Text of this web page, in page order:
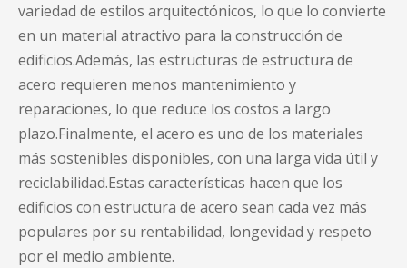
variedad de estilos arquitectónicos, lo que lo convierte
en un material atractivo para la construcción de
edificios.Además, las estructuras de estructura de
acero requieren menos mantenimiento y
reparaciones, lo que reduce los costos a largo
plazo.Finalmente, el acero es uno de los materiales
más sostenibles disponibles, con una larga vida útil y
reciclabilidad.Estas características hacen que los
edificios con estructura de acero sean cada vez más
populares por su rentabilidad, longevidad y respeto
por el medio ambiente.